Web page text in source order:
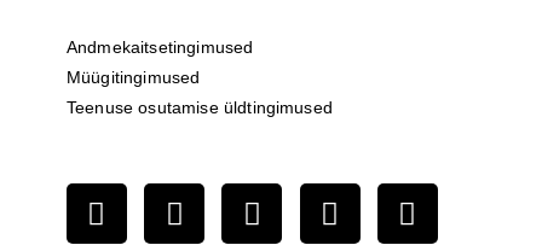
Andmekaitsetingimused
Müügitingimused
Teenuse osutamise üldtingimused